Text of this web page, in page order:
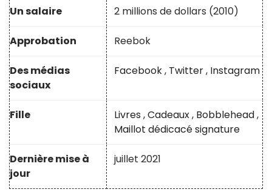
Un salaire 2 millions de dollars (2010)
Approbation Reebok
Des médias
sociaux
Facebook, Twitter, Instagram
Fille Livres ,Cadeaux, Bobblehead,
Maillot dédicacé signature
Dernière mise à
jour
juillet 2021